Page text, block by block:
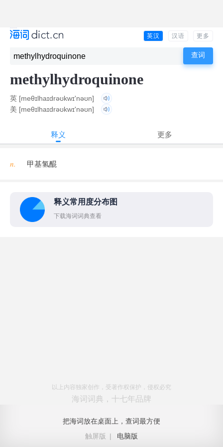
英汉 汉语 更多
methylhydroquinone
英 [meθɪlhaɪdrəʊkwɪ'nəʊn]
美 [meθɪlhaɪdrəʊkwɪ'nəʊn]
释义 更多
n. 甲基氢醌
释义常用度分布图
下载海词词典查看
以上内容独家创作，受著作权保护，侵权必究
海词词典，十七年品牌
把海词放在桌面上，查词最方便
触屏版
| 电脑版